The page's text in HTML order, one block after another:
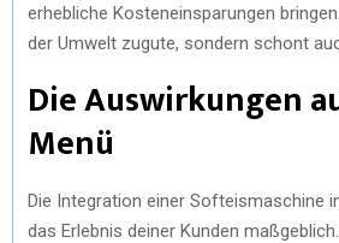
erhebliche Kosteneinsparungen
der Umwelt zugute, sondern schont
Die Auswirkungen
Menü
Die Integration einer Softeismaschine
das Erlebnis deiner Kunden